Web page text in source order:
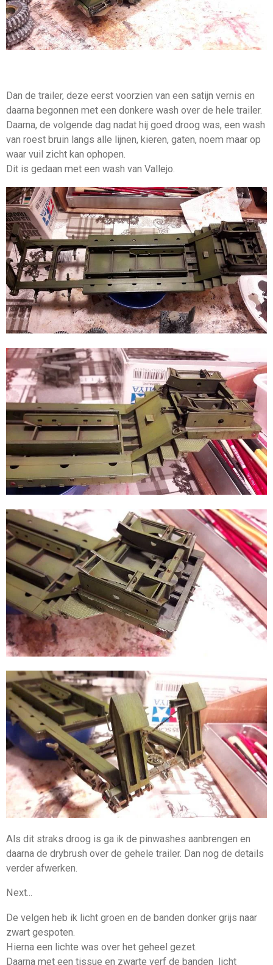
Dan de trailer, deze eerst voorzien van een satijn vernis en
daarna begonnen met een donkere wash over de hele trailer.
Daarna, de volgende dag nadat hij goed droog was, een wash
van roest bruin langs alle lijnen, kieren, gaten, noem maar op
waar vuil zicht kan ophopen.
Dit is gedaan met een wash van Vallejo.
Als dit straks droog is ga ik de pinwashes aanbrengen en
daarna de drybrush over de gehele trailer. Dan nog de details
verder afwerken.
Next...
De velgen heb ik licht groen en de banden donker grijs naar
zwart gespoten.
Hierna een lichte was over het geheel gezet.
Daarna met een tissue en zwarte verf de banden licht